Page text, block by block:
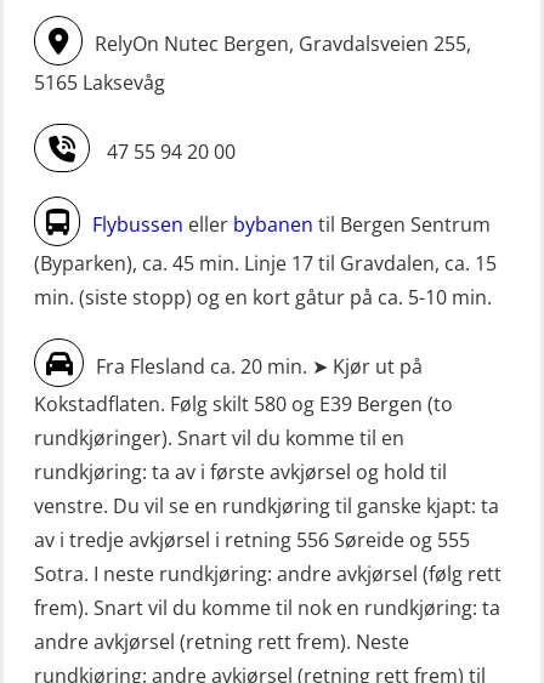
Livbåtfører FF1200 repetisjon
simulator (OSE161)
Livbåtfører Sliskelivbåt grunnkurs
m/E-læring (OSEBLE006)
Livbåtfører fritt fall FF48 repetisjon
(OSE1471)
Livbåtfører grunnkurs m/E-læring
Livbåtfører grunnkurs m/E-læring
FF1200 simulator (OSEBLE007)
Livbåtfører grunnkurs m/E-læring
FF48 og FF1000D (OSEBLE004)
Livbåtfører grunnkurs m/E-læring
Konvensjonell livbåt (OSEBLE005)
Livbåtfører konvensjonell livbåt –
grunnleggende (OSE135)
(MSE113)
STCW oppgradering for
dekksoffiserer uten fartstid 66 t
(MBS124)
STCW oppgradering for
maskinoffiserer uten fartstid 66 t
(MBS125)
Sikkerhetskurs for ansatte på
oppdrettsanlegg (LBS100)
Sjøfolk med særskilte sikringsplikter
(MBS1191)
Ulykkesgransking – Webinar (LSP103)
VHF / SRC 2 dager (ORC104)
Videregående sikkerhetsopplæring
for skipsoffiserer (MBS100)
RelyOn Nutec Bergen, Gravdalsveien 255,
5165 Laksevåg
47 55 94 20 00
Flybussen eller bybanen til Bergen Sentrum
(Byparken), ca. 45 min. Linje 17 til Gravdalen, ca. 15
min. (siste stopp) og en kort gåtur på ca. 5-10 min.
Fra Flesland ca. 20 min. ➤ Kjør ut på
Kokstadflaten. Følg skilt 580 og E39 Bergen (to
rundkjøringer). Snart vil du komme til en
rundkjøring: ta av i første avkjørsel og hold til
venstre. Du vil se en rundkjøring til ganske kjapt: ta
av i tredje avkjørsel i retning 556 Søreide og 555
Sotra. I neste rundkjøring: andre avkjørsel (følg rett
frem). Snart vil du komme til nok en rundkjøring: ta
andre avkjørsel (retning rett frem). Neste
rundkjøring: andre avkjørsel (retning rett frem) til